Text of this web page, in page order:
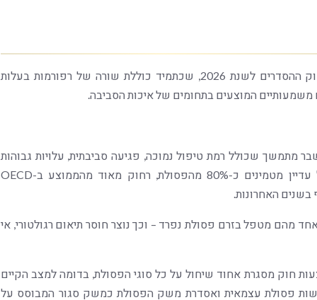
בימים האחרונים, פרסם משרד האוצר את טיוטת חוק ההסדרים לשנת 2026, שכתמיד כוללת שורה של רפורמות בעלות
המוצעים בתחומים של איכות הסביבה.
מתמשך שכולל רמת טיפול נמוכה, פגיעה סביבתית, עלויות גבוהות
לציבור ולרשויות המקומיות, פשיעה ועוד. בישראל עדיין מטמינים כ-80% מהפסולת, רחוק מאוד מהממוצע ב-OECD
האחרונות.
מהם מטפל בזרם פסולת נפרד – וכך נוצר חוסר תיאום רגולטורי, אי
חוק מסגרת אחוד שיחול על כל סוגי הפסולת, בדומה למצב הקיים
פסולת עצמאית ואסדרת משק הפסולת כמשק סגור המבוסס על